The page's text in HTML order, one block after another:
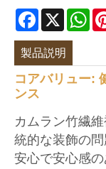
Facebook
X
製品説明
コアバリュー:
ンス
カムラン竹繊
統的な装飾の
安心で安心感